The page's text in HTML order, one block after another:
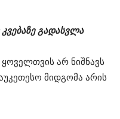
გადასვლა
არ ნიშნავს
მიდგომა არის